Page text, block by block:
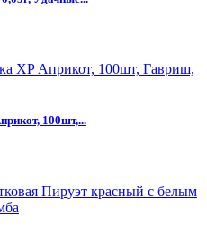
100шт,...